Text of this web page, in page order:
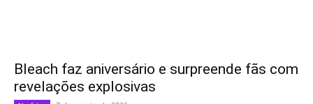
Bleach faz aniversário e surpreende fãs com
revelações explosivas